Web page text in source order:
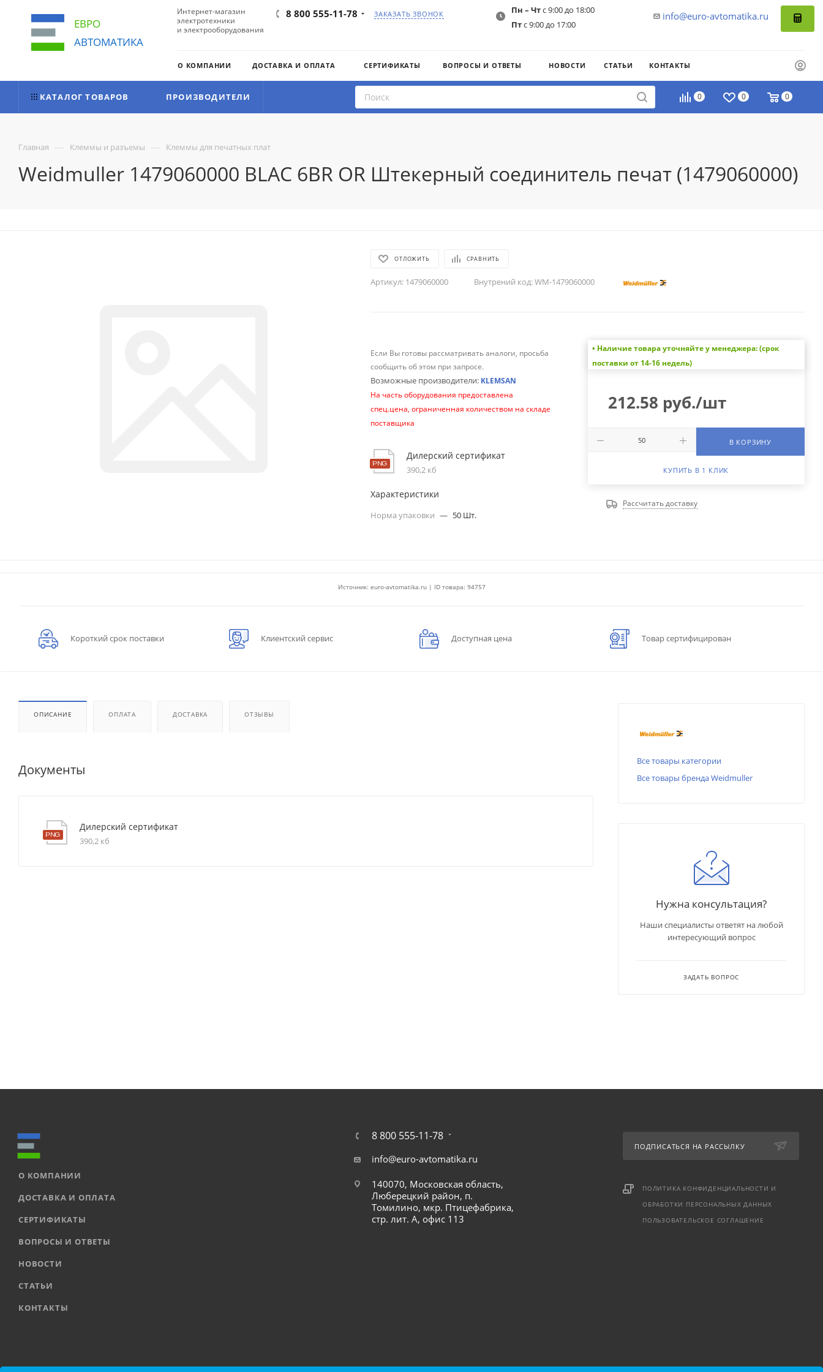
ЕВРО
АВТОМАТИКА
Интернет-магазин
электротехники
и электрооборудования
8 800 555-11-78 ЗАКАЗАТЬ ЗВОНОК info@euro-avtomatika.ru
Пн – Чтс 9:00 до 18:00
Птс 9:00 до 17:00
О КОМПАНИИ ДОСТАВКА И ОПЛАТА СЕРТИФИКАТЫ ВОПРОСЫ И ОТВЕТЫ НОВОСТИ СТАТЬИ КОНТАКТЫ
0 0 0
КАТАЛОГ ТОВАРОВ ПРОИЗВОДИТЕЛИ
Главная — Клеммы и разъемы — Клеммы для печатных плат
Weidmuller 1479060000 BLAC 6BR OR Штекерный соединитель печат (1479060000)
ОТЛОЖИТЬ СРАВНИТЬ
Артикул: 1479060000 Внутрений код:WM-1479060000
Если Вы готовы рассматривать аналоги, просьба
сообщить об этом при запросе.
Возможные производители: KLEMSAN
На часть оборудования предоставлена
спец.цена, ограниченная количеством на складе
поставщика
Дилерский сертификат
390,2 кб
Характеристики
Норма упаковки — 50 Шт.
• Наличие товара уточняйте у менеджера: (срок
поставки от 14-16 недель)
212.58 руб./шт
В КОРЗИНУ
КУПИТЬ В 1 КЛИК
Рассчитать доставку
Источник: euro-avtomatika.ru | ID товара: 94757
Короткий срок поставки Клиентский сервис Доступная цена Товар сертифицирован
ОПИСАНИЕ ОПЛАТА ДОСТАВКА ОТЗЫВЫ
Документы
Дилерский сертификат
390,2 кб
Все товары категории
Все товары бренда Weidmuller
Нужна консультация?
Наши специалисты ответят на любой
интересующий вопрос
ЗАДАТЬ ВОПРОС
О КОМПАНИИ
ДОСТАВКА И ОПЛАТА
СЕРТИФИКАТЫ
ВОПРОСЫ И ОТВЕТЫ
НОВОСТИ
СТАТЬИ
КОНТАКТЫ
8 800 555-11-78
info@euro-avtomatika.ru
140070, Московская область,
Люберецкий район, п.
Томилино, мкр. Птицефабрика,
стр. лит. А, офис 113
ПОДПИСАТЬСЯ НА РАССЫЛКУ
ПОЛИТИКА КОНФИДЕНЦИАЛЬНОСТИ И
ОБРАБОТКИ ПЕРСОНАЛЬНЫХ ДАННЫХ
ПОЛЬЗОВАТЕЛЬСКОЕ СОГЛАШЕНИЕ